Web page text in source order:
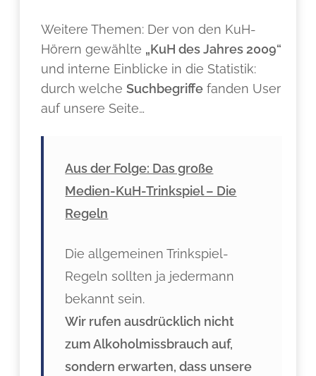
Weitere Themen: Der von den KuH-
Hörern gewählte „KuH des Jahres 2009“
und interne Einblicke in die Statistik:
durch welcheSuchbegriffe fanden User
auf unsere Seite…
Aus der Folge: Das große
Medien-KuH-Trinkspiel – Die
Regeln
Die allgemeinen Trinkspiel-
Regeln sollten ja jedermann
bekannt sein.
Wir rufen ausdrücklich nicht
zum Alkoholmissbrauch auf,
sondern erwarten, dass unsere